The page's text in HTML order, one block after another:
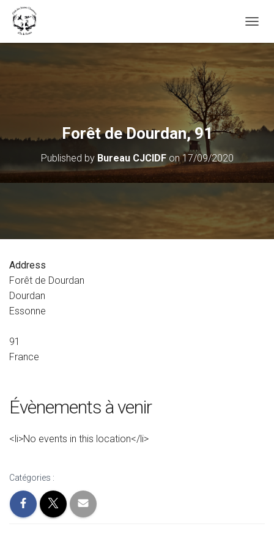
Forêt de Dourdan, 91
Published by Bureau CJCIDFon17/09/2020
Address
Forêt de Dourdan
Dourdan
Essonne
91
France
Évènements à venir
<li>No events in this location</li>
Catégories :